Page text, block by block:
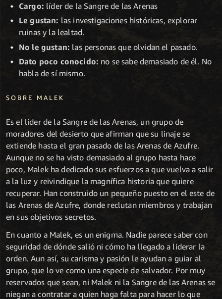
Cargo: líder de la Sangre de las Arenas
Le gustan: las investigaciones históricas, explorar
ruinas y la lealtad.
No le gustan: las personas que olvidan el pasado.
Dato poco conocido: no se sabe demasiado de él. No
habla de sí mismo.
SOBRE MALEK
Es el líder de la Sangre de las Arenas, un grupo de
moradores del desierto que afirman que su linaje se
extiende hasta el gran pasado de las Arenas de Azufre.
Aunque no se ha visto demasiado al grupo hasta hace
poco, Malek ha dedicado sus esfuerzos a que vuelva a salir
a la luz y reivindique la magnífica historia que quiere
recuperar. Han construido un pequeño puesto en el este de
las Arenas de Azufre, donde reclutan miembros y trabajan
en sus objetivos secretos.
En cuanto a Malek, es un enigma. Nadie parece saber con
seguridad de dónde salió ni cómo ha llegado a liderar la
orden. Aun así, su carisma y pasión le ayudan a guiar al
grupo, que lo ve como una especie de salvador. Por muy
reservados que sean, ni Malek ni la Sangre de las Arenas se
niegan a contratar a quien haga falta para hacer lo que